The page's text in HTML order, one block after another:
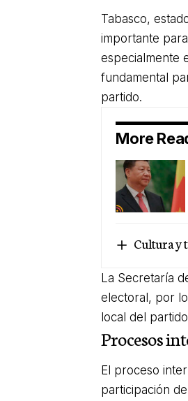
Tabasco,
importante
especialmente
fundamental
partido.
More
Cultura y
La Secretaría
electoral, por
local del
Procesos
El proceso
participación